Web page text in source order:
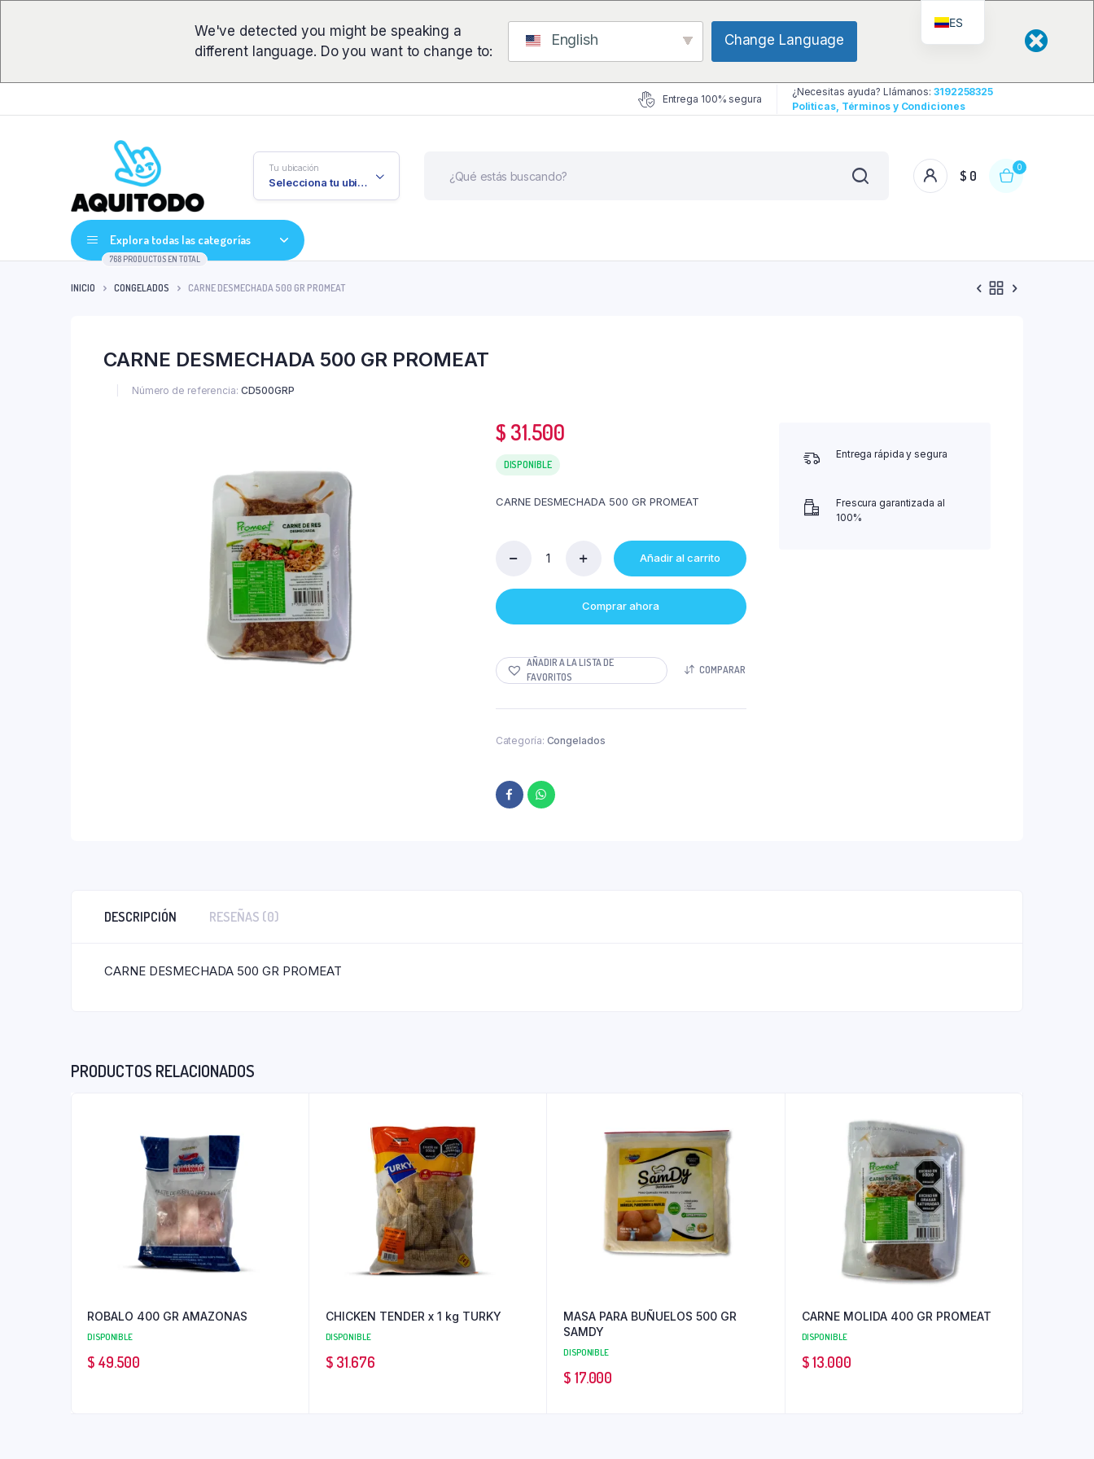
We've detected you might be speaking a
different language. Do you want to change to:
English Change Language
Entrega 100% segura
¿Necesitas ayuda? Llámanos: 3192258325
Politicas, Términos y Condiciones
Tu ubicación
Selecciona tu ubicación $ 0
0
Explora todas las categorías
768 PRODUCTOS EN TOTAL
INICIO CONGELADOS CARNE DESMECHADA 500 GR PROMEAT
CARNE DESMECHADA 500 GR PROMEAT
Número de referencia: CD500GRP
$ 31.500
DISPONIBLE
CARNE DESMECHADA 500 GR PROMEAT
DESMECHADA
500
GR
Añadir al carrito
Comprar ahora
AÑADIR A LA LISTA DE
FAVORITOS
COMPARAR
Categoría: Congelados
Entrega rápida y segura
Frescura garantizada al
100%
DESCRIPCIÓN RESEÑAS (0)
CARNE DESMECHADA 500 GR PROMEAT
PRODUCTOS RELACIONADOS
ROBALO 400 GR AMAZONAS
DISPONIBLE
$ 49.500
CHICKEN TENDER x 1 kg TURKY
DISPONIBLE
$ 31.676
MASA PARA BUÑUELOS 500 GR
SAMDY
DISPONIBLE
$ 17.000
CARNE MOLIDA 400 GR PROMEAT
DISPONIBLE
$13.000
ES